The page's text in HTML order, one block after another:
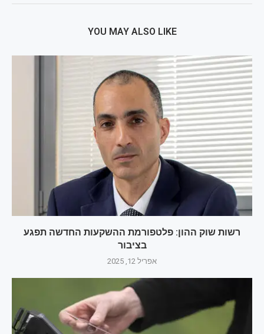
YOU MAY ALSO LIKE
רשות שוק ההון: פלטפורמת ההשקעות החדשה תפגע
בציבור
אפריל 12, 2025